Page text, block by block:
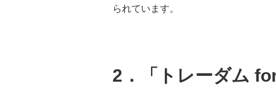
られています。
2．「トレーダム